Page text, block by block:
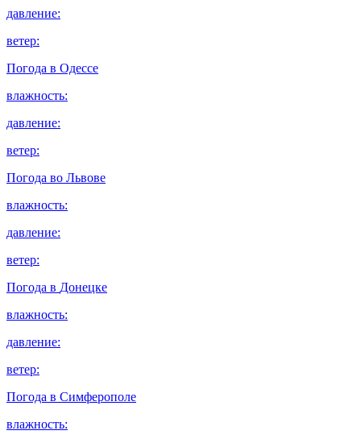
давление:
ветер:
Погода в Одессе
влажность:
давление:
ветер:
Погода во Львове
влажность:
давление:
ветер:
Погода в Донецке
влажность:
давление:
ветер:
Погода в Симферополе
влажность: